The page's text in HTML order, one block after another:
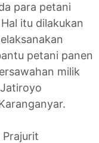
para petani
itu dilakukan
petani panen
milik